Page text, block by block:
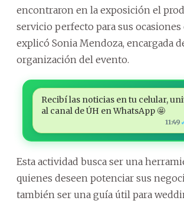
encontraron en la exposición el
servicio perfecto para sus ocasiones
explicó Sonia Mendoza, encargada
organización del evento.
Recibí las noticias en tu celular,
al canal de ÚH en WhatsApp 🤩
11:49
Esta actividad busca ser una
quienes deseen potenciar sus
también ser una guía útil para